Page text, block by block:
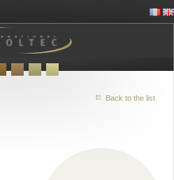
Back to the list